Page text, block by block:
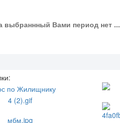
выбраннный Вами период нет ...